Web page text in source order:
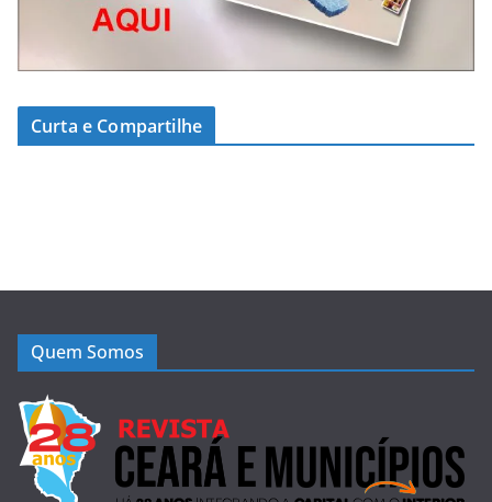
Curta e Compartilhe
Quem Somos